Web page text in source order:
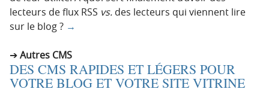
lecteurs de flux RSS vs. des lecteurs qui viennent lire
sur le blog ? →
Autres CMS
DES CMS RAPIDES ET LÉGERS POUR
VOTRE BLOG ET VOTRE SITE VITRINE